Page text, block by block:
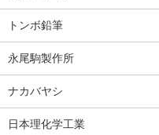
トンボ鉛筆
永尾駒製作所
ナカバヤシ
日本理化学工業